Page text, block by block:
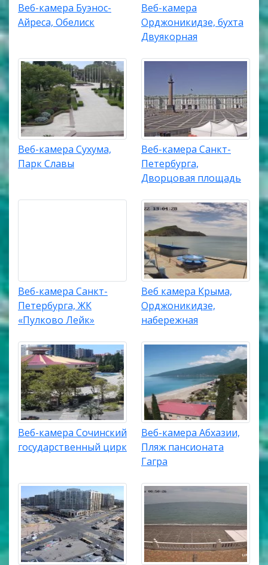
Веб-камера Буэнос-
Айреса, Обелиск
Веб-камера
Орджоникидзе, бухта
Двуякорная
Веб-камера Сухума,
Парк Славы
Веб-камера Санкт-
Петербурга,
Дворцовая площадь
Веб-камера Санкт-
Петербурга, ЖК
«Пулково Лейк»
Веб камера Крыма,
Орджоникидзе,
набережная
Веб-камера Сочинский
государственный цирк
Веб-камера Абхазии,
Пляж пансионата
Гагра